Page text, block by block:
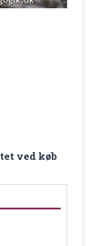
ved køb